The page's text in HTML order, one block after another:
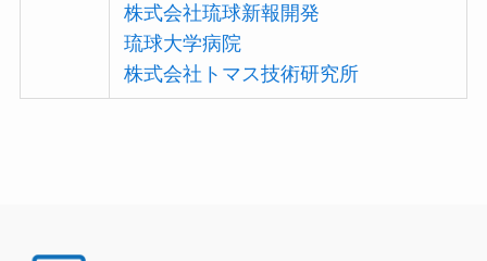
株式会社琉球新報開発
琉球大学病院
株式会社トマス技術研究所